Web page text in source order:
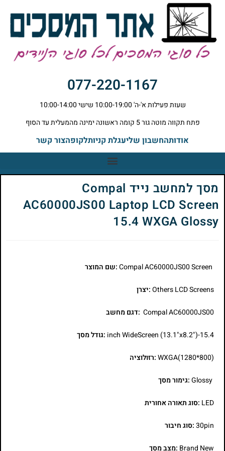
077-220-1167
שעות פעילות א'-ה' 10:00-19:00 שישי 10:00-14:00
פתח תקווה מוטה גור 5 קומה ראשונה ימינה מהמעלית עד הסוף
אודותהחשבון שליעגלת קניותלקופהצור קשר
מסך למחשב נייד Compal
AC60000JS00 Laptop LCD Screen
15.4 WXGA Glossy
:שם המוצר
Others LCD Screens:יצרן
Compal AC60000JS00 :דגם מחשב
15.4-inch WideScreen (13.1"x8.2") :גודל מסך
WXGA(1280*800):רזולוציה
Glossy:גימור מסך
LED :סוג תאורה אחורית
30pin:סוג חיבור
Brand New :מצב מסך